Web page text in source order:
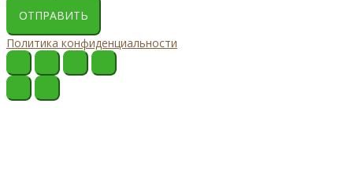
ОТПРАВИТЬ
Политика конфиденциальности